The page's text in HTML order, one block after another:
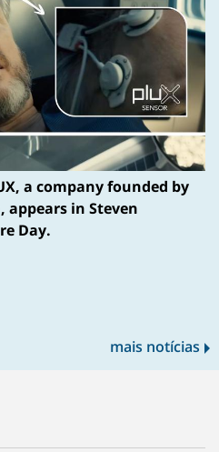
a company founded by
appears in Steven
Day.
mais notícias